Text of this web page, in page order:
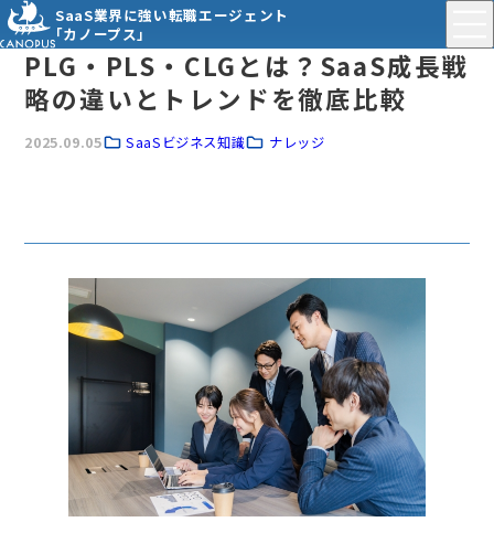
SaaS業界に強い転職エージェント
「カノープス」
PLG・PLS・CLGとは？SaaS成長戦
略の違いとトレンドを徹底比較
2025.09.05 SaaSビジネス知識 ナレッジ